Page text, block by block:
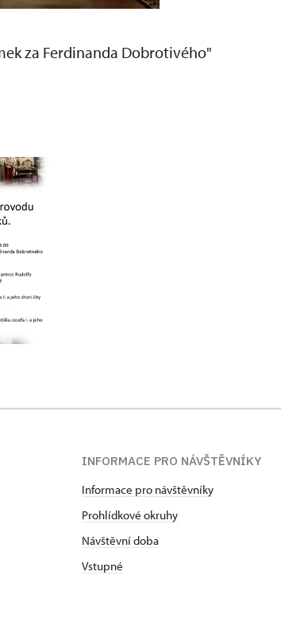
za Ferdinanda Dobrotivého"
INFORMACE PRO NÁVŠTĚVNÍKY
Informace pro návštěvníky
Prohlídkové okruhy
Návštěvní doba
Vstupné